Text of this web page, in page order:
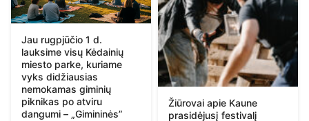
Jau rugpjūčio 1 d.
lauksime visų Kėdainių
miesto parke, kuriame
vyks didžiausias
nemokamas giminių
piknikas po atviru
dangumi – „Gimininės”
Žiūrovai apie Kaune
prasidėjusį festivalį